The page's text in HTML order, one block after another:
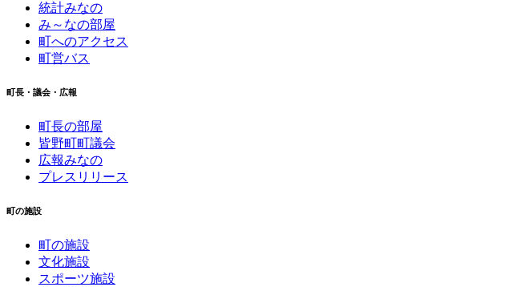
統計みなの
み～なの部屋
町へのアクセス
町営バス
町長・議会・広報
町長の部屋
皆野町町議会
広報みなの
プレスリリース
町の施設
町の施設
文化施設
スポーツ施設